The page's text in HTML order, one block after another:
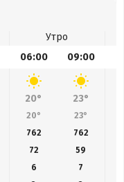
Утро
06:00 09:00
20° 23°
20° 23°
762 762
72 59
6
7